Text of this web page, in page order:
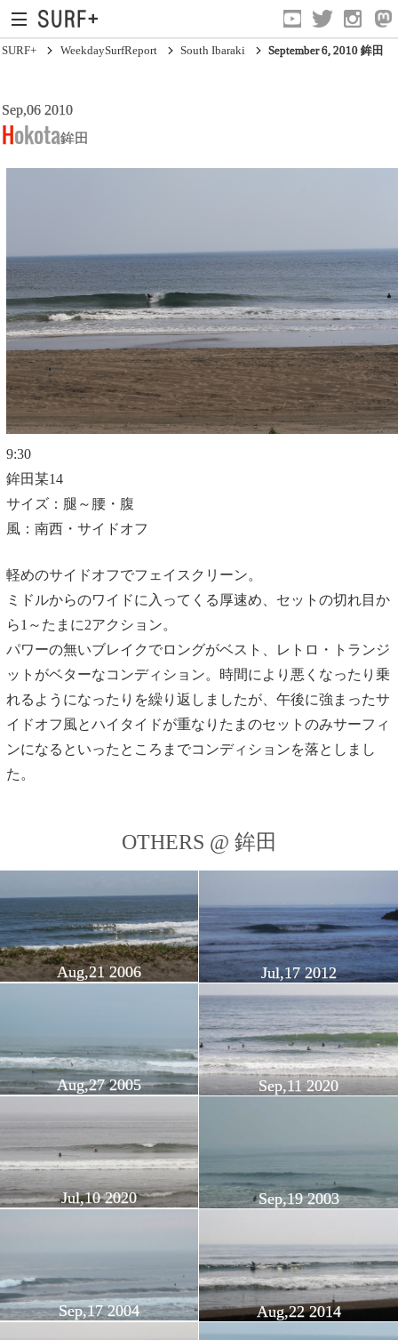
South Ibaraki
Video Logs
Monthly Archive
SURF+ WeekdaySurfReport South Ibaraki September 6, 2010 鉾田
Sep,06 2010
Hokota鉾田
9:30
鉾田某14
サイズ：腿～腰・腹
風：南西・サイドオフ
軽めのサイドオフでフェイスクリーン。
ミドルからのワイドに入ってくる厚速め、セットの切れ目か
ら1～たまに2アクション。
パワーの無いブレイクでロングがベスト、レトロ・トランジ
ットがベターなコンディション。時間により悪くなったり乗
れるようになったりを繰り返しましたが、午後に強まったサ
イドオフ風とハイタイドが重なりたまのセットのみサーフィ
ンになるといったところまでコンディションを落としまし
た。
OTHERS @ 鉾田
Aug,21 2006 Jul,17 2012
Aug,27 2005 Sep,11 2020
Jul,10 2020 Sep,19 2003
Sep,17 2004 Aug,22 2014